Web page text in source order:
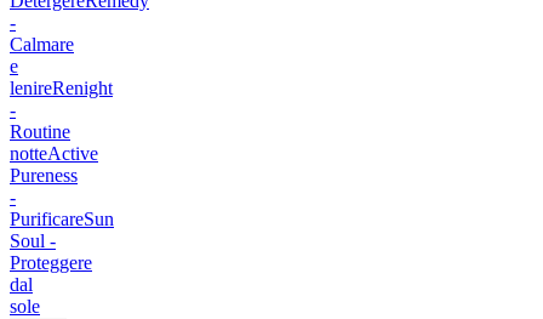
-
Calmare
e
lenireRenight
-
Routine
notteActive
Pureness
-
PurificareSun
Soul -
Proteggere
dal
sole